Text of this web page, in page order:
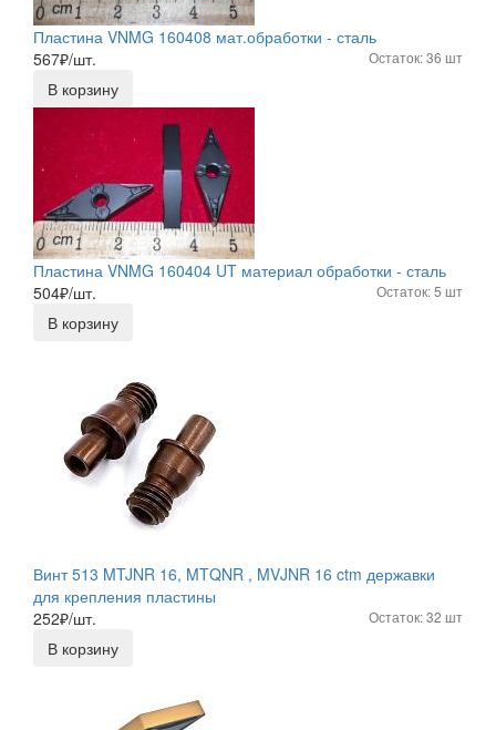
Пластина VNMG 160408 мат.обработки - сталь
567₽/шт. Остаток: 36 шт
В корзину
Пластина VNMG 160404 UT материал обработки - сталь
504₽/шт. Остаток: 5 шт
В корзину
Винт 513 MTJNR 16, MTQNR , MVJNR 16 ctm державки
для крепления пластины
252₽/шт. Остаток: 32 шт
В корзину